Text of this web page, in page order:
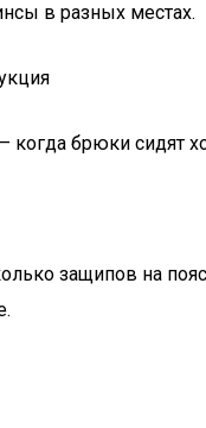
в разных местах.
когда брюки сидят
защипов на